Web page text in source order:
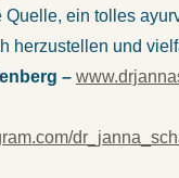
Quelle, ein tolles
herzustellen und
–